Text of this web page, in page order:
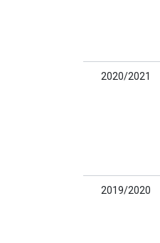
2020/2021
2019/2020